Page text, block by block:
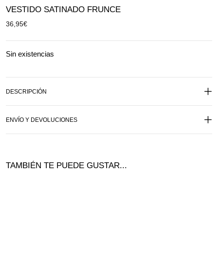
VESTIDO SATINADO FRUNCE
36,95€
Sin existencias
DESCRIPCIÓN
ENVÍO Y DEVOLUCIONES
TAMBIÉN TE PUEDE GUSTAR...